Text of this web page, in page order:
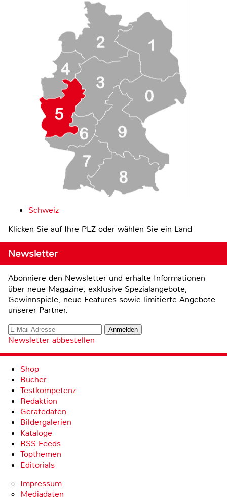
Schweiz
Klicken Sie auf Ihre PLZ oder wählen Sie ein Land
Newsletter
Abonniere den Newsletter und erhalte Informationen
über neue Magazine, exklusive Spezialangebote,
Gewinnspiele, neue Features sowie limitierte Angebote
unserer Partner.
Newsletter abbestellen
Shop
Bücher
Testkompetenz
Redaktion
Gerätedaten
Bildergalerien
Kataloge
RSS-Feeds
Topthemen
Editorials
Impressum
Mediadaten